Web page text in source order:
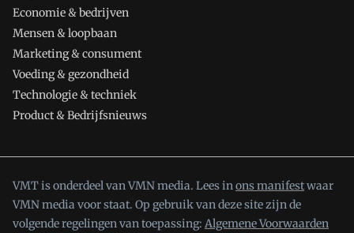
Economie & bedrijven
Mensen & loopbaan
Marketing & consument
Voeding & gezondheid
Technologie & techniek
Product & Bedrijfsnieuws
VMT is onderdeel van VMN media. Lees inons manifestwaar
VMN media voor staat. Op gebruik van deze site zijn de
volgende regelingen van toepassing: Algemene Voorwaarden